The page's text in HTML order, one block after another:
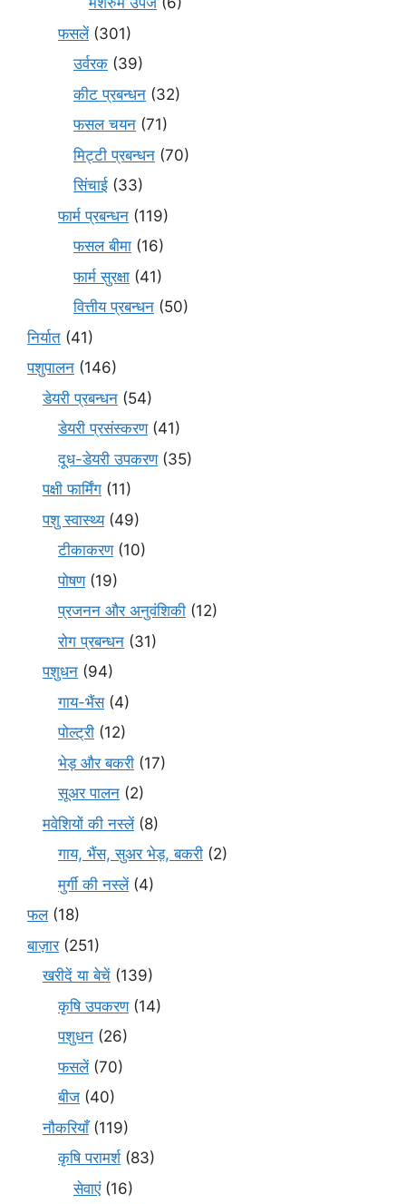
फसलें(301)
उर्वरक (39)
कीट प्रबन्धन (32)
फसल चयन (71)
मि‌ट्टी प्रबन्धन (70)
सिंचाई (33)
फार्म प्रबन्धन (119)
फसल बीमा (16)
फार्म सुरक्षा (41)
वित्तीय प्रबन्धन (50)
निर्यात (41)
पशुपालन (146)
डेयरी प्रबन्धन (54)
डेयरी प्रसंस्करण(41)
दूध-डेयरी उपकरण(35)
पक्षी फार्मिंग (11)
पशु स्वास्थ्य(49)
टीकाकरण(10)
पोषण(19)
प्रजनन और अनुवंशिकी (12)
रोग प्रबन्धन (31)
पशुधन (94)
गाय-भैंस(4)
पोल्ट्री (12)
भेड़ और बकरी (17)
सूअर पालन (2)
मवेशियों की नस्लें(8)
गाय, भैंस, सुअर भेड़, बकरी (2)
मुर्गी की नस्लें(4)
फल(18)
बाज़ार(251)
खरीदें या बेचें (139)
कृषि उपकरण(14)
पशुधन (26)
फसलें(70)
बीज (40)
नौकरियाँ(119)
कृषि परामर्श(83)
सेवाएं(16)